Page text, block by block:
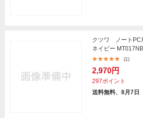
クツワ ノートPC
ネイビー MT017NB
(1)
2,970円
297ポイント
送料無料、8月7日